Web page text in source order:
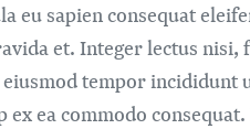
sapien consequat
et. Integer lectus nisi,
tempor
ea commodo